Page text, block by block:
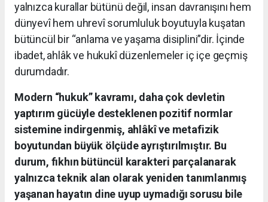
yalnızca kurallar bütünü değil, insan davranışını hem
dünyevî hem uhrevî sorumluluk boyutuyla kuşatan
bütüncül bir “anlama ve yaşama disiplini”dir. İçinde
ibadet, ahlâk ve hukukî düzenlemeler iç içe geçmiş
durumdadır.
Modern “hukuk” kavramı, daha çok devletin
yaptırım gücüyle desteklenen pozitif normlar
sistemine indirgenmiş, ahlâkî ve metafizik
boyutundan büyük ölçüde ayrıştırılmıştır. Bu
durum, fıkhın bütüncül karakteri parçalanarak
yalnızca teknik alan olarak yeniden tanımlanmış
yaşanan hayatın dine uyup uymadığı sorusu bile